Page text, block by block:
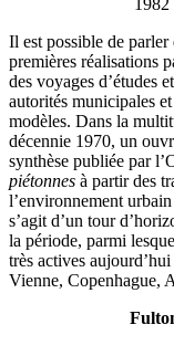
Il est possible de
premières réalisations
des voyages d’études
autorités municipales
modèles. Dans la
décennie 1970, un
synthèse publiée par
piétonnes à partir des
l’environnement
s’agit d’un tour
la période, parmi
très actives
Vienne, Copenhague,